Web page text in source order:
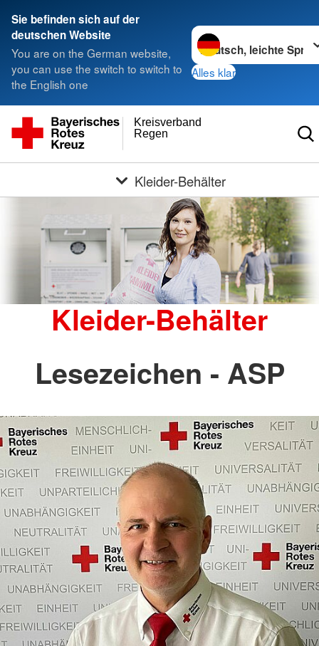
Sie befinden sich auf der
deutschen Website
You are on the German website,
you can use the switch to switch to
the English one
Sprache wechseln zu
Alles klar
Regen
Kreisverband
Kleider-Behälter
Kleider-Behälter
Lesezeichen - ASP